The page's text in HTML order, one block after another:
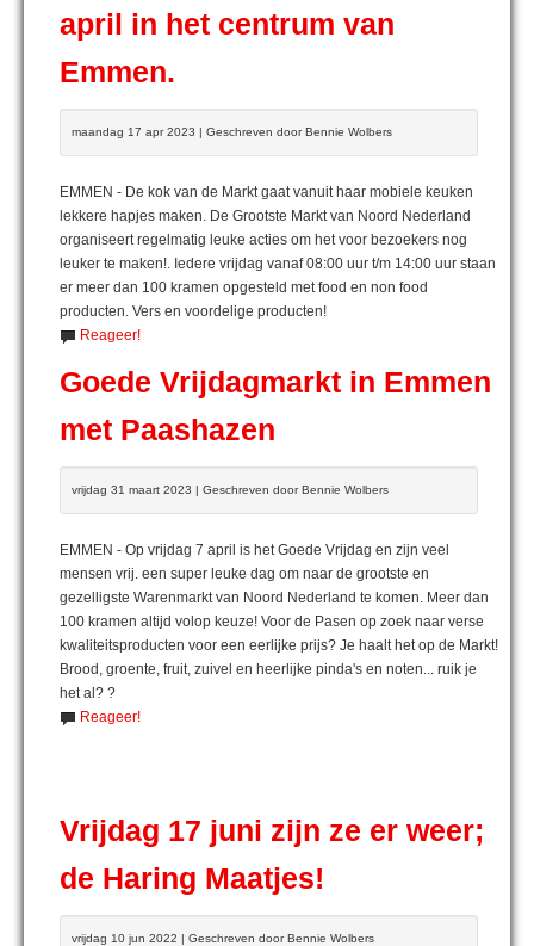
april in het centrum van
Emmen.
maandag 17 apr 2023 | Geschreven door Bennie Wolbers
EMMEN - De kok van de Markt gaat vanuit haar mobiele keuken
lekkere hapjes maken. De Grootste Markt van Noord Nederland
organiseert regelmatig leuke acties om het voor bezoekers nog
leuker te maken!. Iedere vrijdag vanaf 08:00 uur t/m 14:00 uur staan
er meer dan 100 kramen opgesteld met food en non food
producten. Vers en voordelige producten!
Reageer!
Goede Vrijdagmarkt in Emmen
met Paashazen
vrijdag 31 maart 2023 | Geschreven door Bennie Wolbers
EMMEN - Op vrijdag 7 april is het Goede Vrijdag en zijn veel
mensen vrij. een super leuke dag om naar de grootste en
gezelligste Warenmarkt van Noord Nederland te komen. Meer dan
100 kramen altijd volop keuze! Voor de Pasen op zoek naar verse
kwaliteitsproducten voor een eerlijke prijs? Je haalt het op de Markt!
Brood, groente, fruit, zuivel en heerlijke pinda's en noten... ruik je
het al? ?
Reageer!
Vrijdag 17 juni zijn ze er weer;
de Haring Maatjes!
vrijdag 10 jun 2022 | Geschreven door Bennie Wolbers